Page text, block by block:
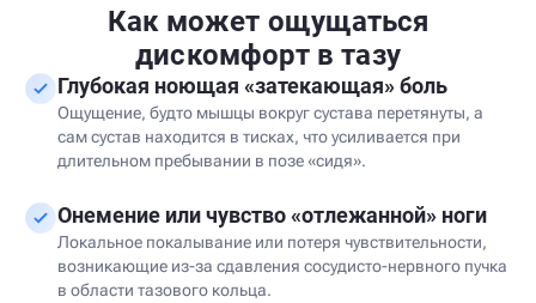
Как может ощущаться
дискомфорт в тазу
Глубокая ноющая «затекающая» боль
Ощущение, будто мышцы вокруг сустава перетянуты, а
сам сустав находится в тисках, что усиливается при
длительном пребывании в позе «сидя».
Онемение или чувство «отлежанной» ноги
Локальное покалывание или потеря чувствительности,
возникающие из-за сдавления сосудисто-нервного пучка
в области тазового кольца.